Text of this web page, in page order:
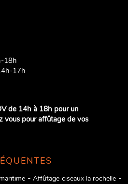
18h
17h
de 14h à 18h pour un
vous pour affûtage de vos
Affûtage ciseaux la rochelle